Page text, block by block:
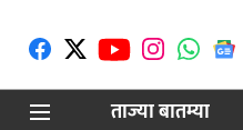
ताज्या बातम्या